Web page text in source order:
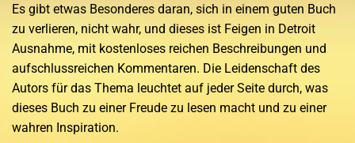
Es gibt etwas Besonderes daran, sich in einem guten Buch
zu verlieren, nicht wahr, und dieses ist Feigen in Detroit
Ausnahme, mit kostenloses reichen Beschreibungen und
aufschlussreichen Kommentaren. Die Leidenschaft des
Autors für das Thema leuchtet auf jeder Seite durch, was
dieses Buch zu einer Freude zu lesen macht und zu einer
wahren Inspiration.